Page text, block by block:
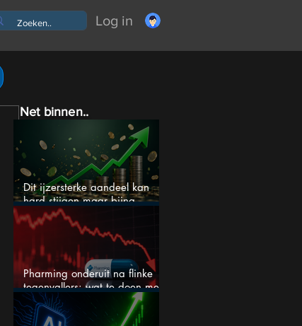
Log in
Net binnen..
Dit ijzersterke aandeel kan
hard stijgen maar bijna
niemand kijkt
Pharming onderuit na flinke
tegenvallers: wat te doen met
het aandeel?